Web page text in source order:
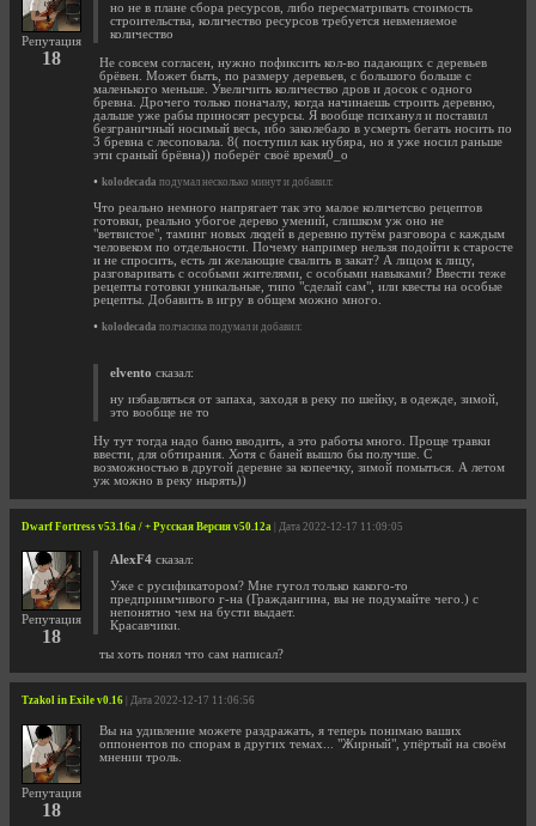
Репутация
18
но не в плане сбора ресурсов, либо пересматривать стоимость
строительства, количество ресурсов требуется невменяемое
количество
Не совсем согласен, нужно пофиксить кол-во падающих с деревьев
брёвен. Может быть, по размеру деревьев, с большого больше с
маленького меньше. Увеличить количество дров и досок с одного
бревна. Дрочего только поначалу, когда начинаешь строить деревню,
дальше уже рабы приносят ресурсы. Я вообще психанул и поставил
безграничный носимый весь, ибо заколебало в усмерть бегать носить по
3 бревна с лесоповала. 8( поступил как нубяра, но я уже носил раньше
эти сраный брёвна)) поберёг своё время0_о
• kolodecada подумал несколько минут и добавил:
Что реально немного напрягает так это малое количетсво рецептов
готовки, реально убогое дерево умений, слишком уж оно не
"ветвистое", таминг новых людей в деревню путём разговора с каждым
человеком по отдельности. Почему например нельзя подойти к старосте
и не спросить, есть ли желающие свалить в закат? А лицом к лицу,
разговаривать с особыми жителями, с особыми навыками? Ввести теже
рецепты готовки уникальные, типо "сделай сам", или квесты на особые
рецепты. Добавить в игру в общем можно много.
• kolodecada полчасика подумал и добавил:
elvento сказал:
ну избавляться от запаха, заходя в реку по шейку, в одежде, зимой,
это вообще не то
Ну тут тогда надо баню вводить, а это работы много. Проще травки
ввести, для обтирания. Хотя с баней вышло бы получше. С
возможностью в другой деревне за копеечку, зимой помыться. А летом
уж можно в реку нырять))
Dwarf Fortress v53.16a / + Русская Версия v50.12a | Дата 2022-12-17 11:09:05
Репутация
18
AlexF4 сказал:
Уже с русификатором? Мне гугол только какого-то
предприимчивого г-на (Граждангина, вы не подумайте чего.) с
непонятно чем на бусти выдает.
Красавчики.
ты хоть понял что сам написал?
Tzakol in Exile v0.16 | Дата 2022-12-17 11:06:56
Репутация
18
Вы на удивление можете раздражать, я теперь понимаю ваших
оппонентов по спорам в других темах... "Жирный", упёртый на своём
мнении троль.